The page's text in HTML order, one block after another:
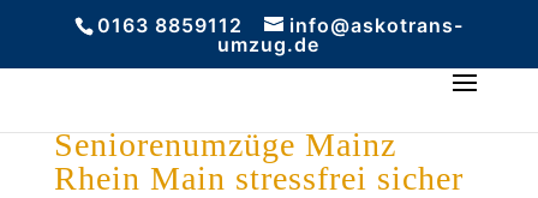
0163 8859112
info@askotrans-
umzug.de
Seniorenumzüge Mainz
Rhein Main stressfrei sicher